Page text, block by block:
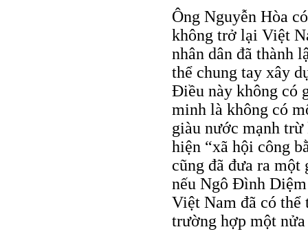
Ông Nguyễn Hòa
không trở lại Việt
nhân dân đã thành
thể chung tay xây
Ðiều này không có
minh là không có
giàu nước mạnh
hiện “xã hội công
cũng đã đưa ra
nếu Ngô Ðình
Việt Nam đã có thể
trường hợp một